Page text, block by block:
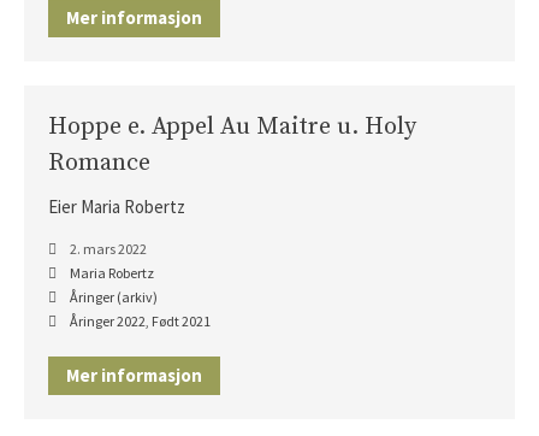
Mer informasjon
Hoppe e. Appel Au Maitre u. Holy
Romance
Eier Maria Robertz
2. mars 2022
Maria Robertz
Åringer (arkiv)
Åringer 2022 Født 2021
Mer informasjon